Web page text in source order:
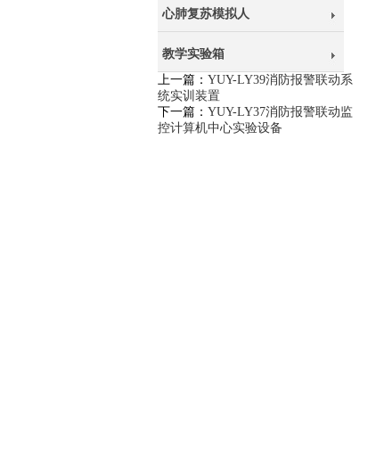
心肺复苏模拟人
教学实验箱
上一篇： YUY-LY39消防报警联动系
统实训装置
下一篇： YUY-LY37消防报警联动监
控计算机中心实验设备